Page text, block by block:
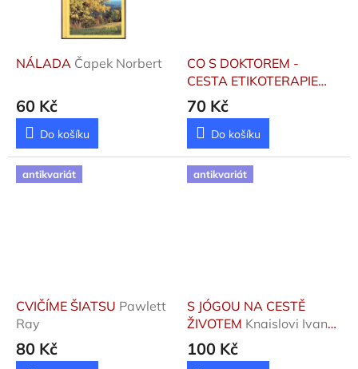
NÁLADA Čapek Norbert
60 Kč
Do košíku
CO S DOKTOREM -
CESTA ETIKOTERAPIE
Vogeltanz Vladimír
70 Kč
Do košíku
antikvariát
CVIČÍME ŠIATSU Pawlett
Ray
80 Kč
antikvariát
S JÓGOU NA CESTĚ
ŽIVOTEM Knaislovi Ivana
a Jan
100 Kč